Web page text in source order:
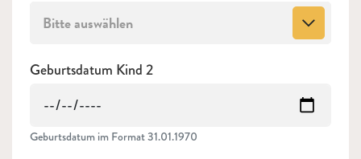
Bitte auswählen
Geburtsdatum Kind 2
Geburtsdatum im Format 31.01.1970